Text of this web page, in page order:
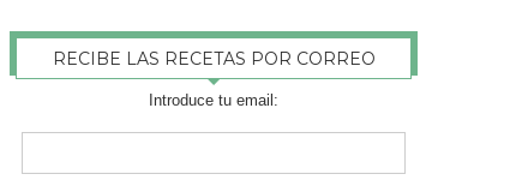
RECIBE LAS RECETAS POR CORREO
Introduce tu email: